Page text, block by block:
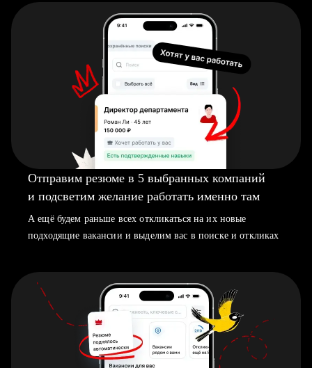
Отправим резюме в 5 выбранных компаний
и подсветим желание работать именно там
А ещё будем раньше всех откликаться на их новые
подходящие вакансии и выделим вас в поиске и откликах